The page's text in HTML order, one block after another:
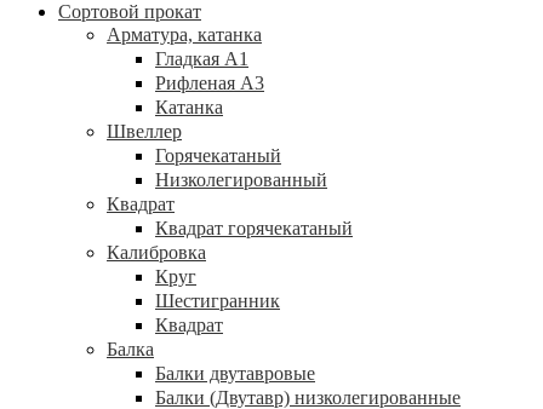
Сортовой прокат
Арматура, катанка
Гладкая А1
Рифленая А3
Катанка
Швеллер
Горячекатаный
Низколегированный
Квадрат
Квадрат горячекатаный
Калибровка
Круг
Шестигранник
Квадрат
Балка
Балки двутавровые
Балки (Двутавр) низколегированные